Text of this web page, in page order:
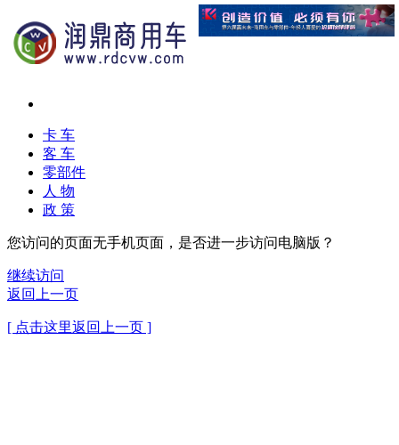
卡 车
客 车
零部件
人 物
政 策
您访问的页面无手机页面，是否进一步访问电脑版？
继续访问
返回上一页
[ 点击这里返回上一页 ]